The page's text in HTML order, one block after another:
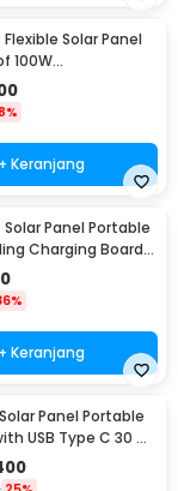
Solar Panel
100W
- PV-XC502
+ Keranjang
Panel Portable
Charging Board -
+ Keranjang
Solar Panel Portable
USB Type C 30 W